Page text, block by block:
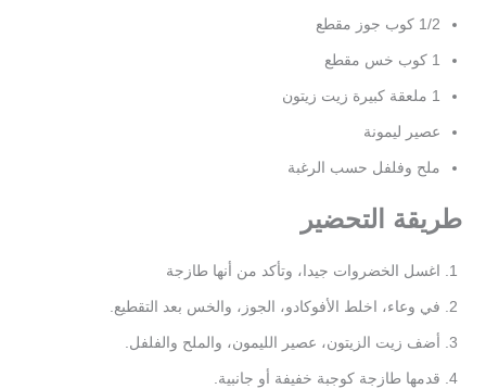
1/2 كوب جوز مقطع
1 كوب خس مقطع
1 ملعقة كبيرة زيت زيتون
عصير ليمونة
ملح وفلفل حسب الرغبة
طريقة التحضير
اغسل الخضروات جيدا، وتأكد من أنها طازجة
في وعاء، اخلط الأفوكادو، الجوز، والخس بعد التقطيع.
أضف زيت الزيتون، عصير الليمون، والملح والفلفل.
قدمها طازجة كوجبة خفيفة أو جانبية.